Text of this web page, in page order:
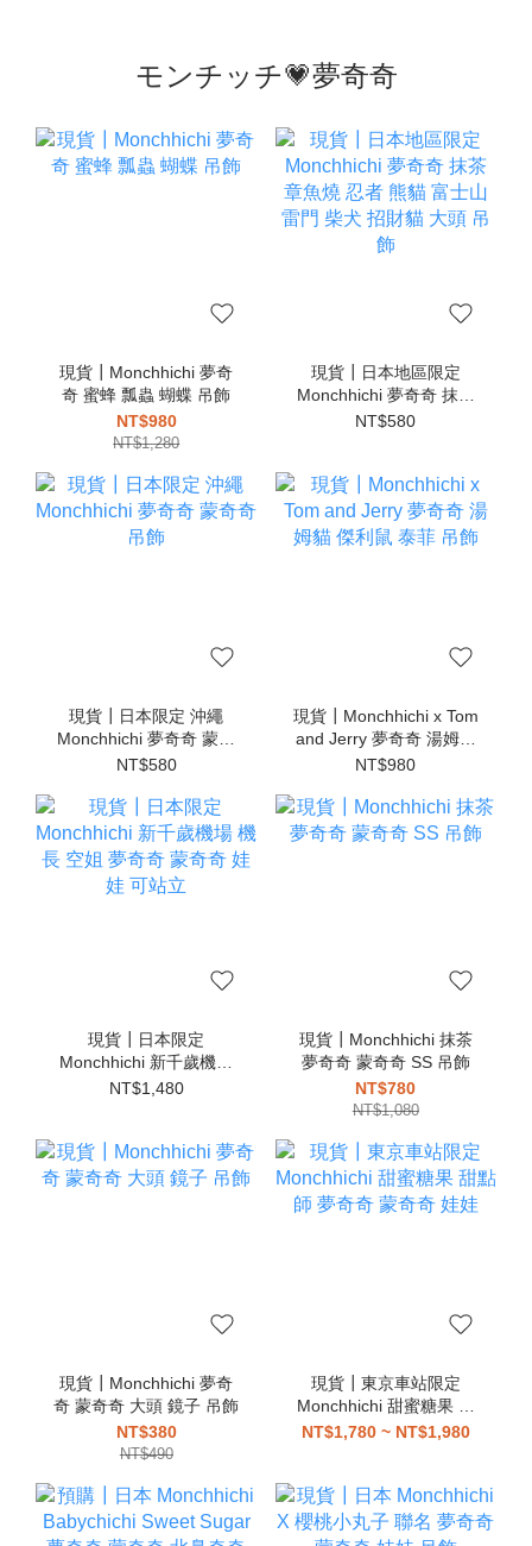
モンチッチ💗夢奇奇
現貨┃Monchhichi 夢奇
奇 蜜蜂 瓢蟲 蝴蝶 吊飾
NT$980
NT$1,280
現貨┃日本地區限定
Monchhichi 夢奇奇 抹茶
章魚燒 忍者 熊貓 富士山
NT$580
現貨┃日本限定 沖繩
Monchhichi 夢奇奇 蒙奇
奇 吊飾
NT$580
現貨┃Monchhichi x Tom
and Jerry 夢奇奇 湯姆貓
傑利鼠 泰菲 吊飾
NT$980
現貨┃日本限定
Monchhichi 新千歲機場
機長 空姐 夢奇奇 蒙奇奇
NT$1,480
現貨┃Monchhichi 抹茶
夢奇奇 蒙奇奇 SS 吊飾
NT$780
NT$1,080
現貨┃Monchhichi 夢奇
奇 蒙奇奇 大頭 鏡子 吊飾
NT$380
NT$490
現貨┃東京車站限定
Monchhichi 甜蜜糖果 甜
點師 夢奇奇 蒙奇奇 娃娃
NT$1,780 ~ NT$1,980